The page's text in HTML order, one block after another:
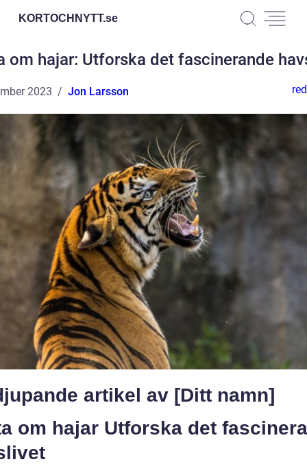
KORTOCHNYTT.se
om hajar: Utforska det fascinerande
2023 Jon Larsson
artikel av [Ditt namn]
om hajar Utforska det